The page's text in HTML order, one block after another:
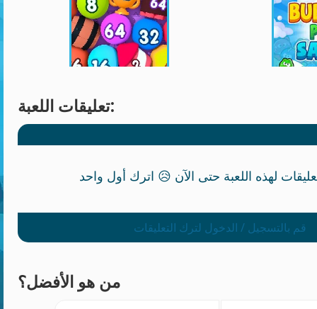
تعليقات اللعبة:
قم بالتسجيل / الدخول لترك التعليقات
من هو الأفضل؟